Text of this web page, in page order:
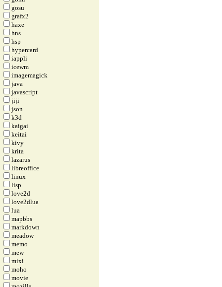
gosu
grafx2
haxe
hns
hsp
hypercard
iappli
icewm
imagemagick
java
javascript
jiji
json
k3d
kaigai
keitai
kivy
krita
lazarus
libreoffice
linux
lisp
love2d
love2dlua
lua
mapbbs
markdown
meadow
memo
mew
mixi
moho
movie